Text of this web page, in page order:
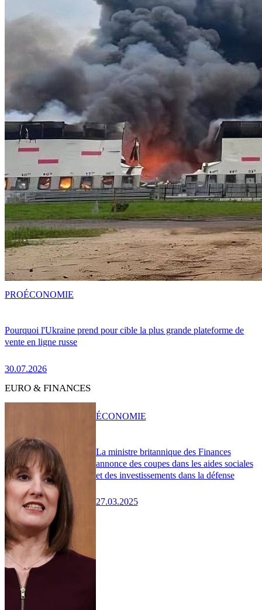
Pourquoi l'Ukraine prend pour cible la plus grande plateforme de
vente en ligne russe
30.07.2026
PROÉCONOMIE
EURO & FINANCES
La ministre britannique des Finances
annonce des coupes dans les aides sociales
et des investissements dans la défense
27.03.2025
ÉCONOMIE